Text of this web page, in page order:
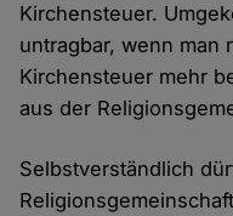
Kirchensteuer.
untragbar, wenn man
Kirchensteuer mehr
aus der
Selbstverständlich